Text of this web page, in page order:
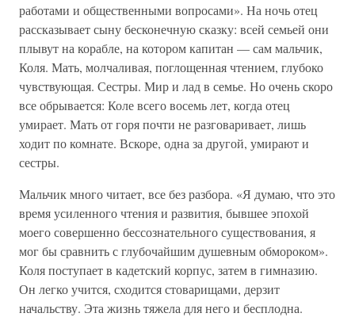
работами и общественными вопросами». На ночь отец
рассказывает сыну бесконечную сказку: всей семьей они
плывут на корабле, на котором капитан — сам мальчик,
Коля. Мать, молчаливая, поглощенная чтением, глубоко
чувствующая. Сестры. Мир и лад в семье. Но очень скоро
все обрывается: Коле всего восемь лет, когда отец
умирает. Мать от горя почти не разговаривает, лишь
ходит по комнате. Вскоре, одна за другой, умирают и
сестры.
Мальчик много читает, все без разбора. «Я думаю, что это
время усиленного чтения и развития, бывшее эпохой
моего совершенно бессознательного существования, я
мог бы сравнить с глубочайшим душевным обмороком».
Коля поступает в кадетский корпус, затем в гимназию.
Он легко учится, сходится стоварищами, дерзит
начальству. Эта жизнь тяжела для него и бесплодна.